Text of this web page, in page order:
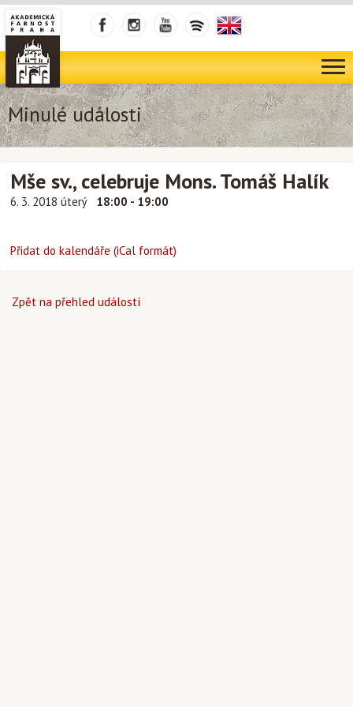
Minulé události
Mše sv., celebruje Mons. Tomáš Halík
6. 3. 2018 úterý 18:00 - 19:00
Přidat do kalendáře (iCal formát)
Zpět na přehled událostí